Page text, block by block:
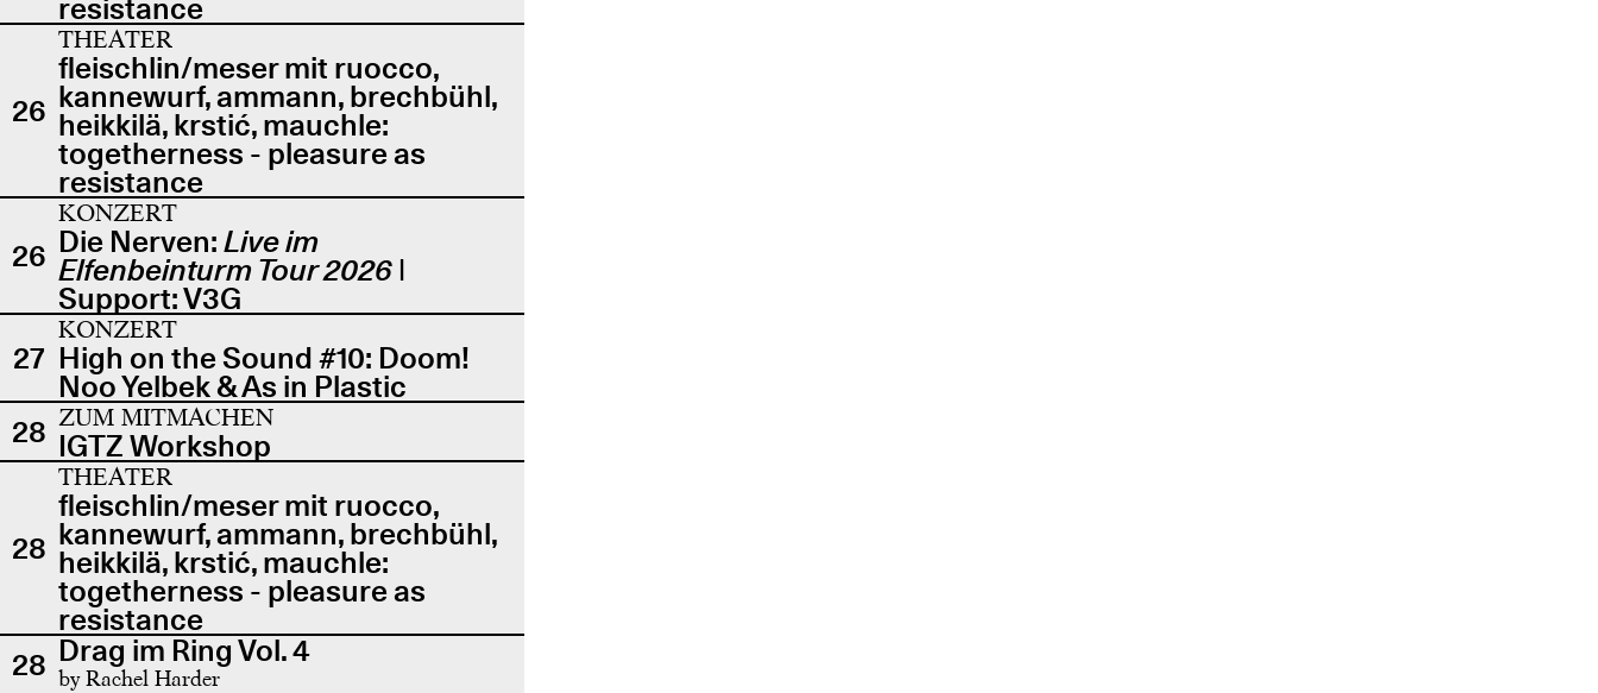
resistance
26
THEATER
fleischlin/meser mit ruocco,
kannewurf, ammann, brechbühl,
heikkilä, krstić, mauchle:
togetherness - pleasure as
resistance
26
KONZERT
Die Nerven:Live im
Elfenbeinturm Tour 2026 |
Support: V3G
27
KONZERT
High on the Sound #10: Doom!
Noo Yelbek & As in Plastic
28 ZUM MITMACHEN
IGTZ Workshop
28
THEATER
fleischlin/meser mit ruocco,
kannewurf, ammann, brechbühl,
heikkilä, krstić, mauchle:
togetherness - pleasure as
resistance
28 Drag im Ring Vol. 4
by Rachel Harder